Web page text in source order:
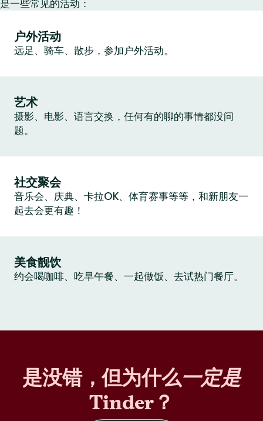
是一些常见的活动：
户外活动
远足、骑车、散步，参加户外活动。
艺术
摄影、电影、语言交换，任何有的聊的事情都没问
题。
社交聚会
音乐会、庆典、卡拉OK、体育赛事等等，和新朋友一
起去会更有趣！
美食靓饮
约会喝咖啡、吃早午餐、一起做饭、去试热门餐厅。
是没错，但为什么一定是
Tinder？